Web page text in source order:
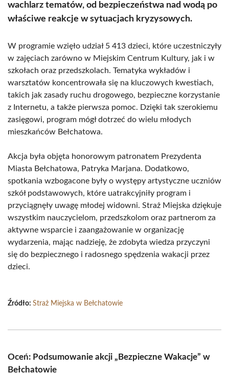
wachlarz tematów, od bezpieczeństwa nad wodą po
właściwe reakcje w sytuacjach kryzysowych.
W programie wzięło udział 5 413 dzieci, które uczestniczyły
w zajęciach zarówno w Miejskim Centrum Kultury, jak i w
szkołach oraz przedszkolach. Tematyka wykładów i
warsztatów koncentrowała się na kluczowych kwestiach,
takich jak zasady ruchu drogowego, bezpieczne korzystanie
z Internetu, a także pierwsza pomoc. Dzięki tak szerokiemu
zasięgowi, program mógł dotrzeć do wielu młodych
mieszkańców Bełchatowa.
Akcja była objęta honorowym patronatem Prezydenta
Miasta Bełchatowa, Patryka Marjana. Dodatkowo,
spotkania wzbogacone były o występy artystyczne uczniów
szkół podstawowych, które uatrakcyjniły program i
przyciągnęły uwagę młodej widowni. Straż Miejska dziękuje
wszystkim nauczycielom, przedszkolom oraz partnerom za
aktywne wsparcie i zaangażowanie w organizację
wydarzenia, mając nadzieję, że zdobyta wiedza przyczyni
się do bezpiecznego i radosnego spędzenia wakacji przez
dzieci.
Źródło: Straż Miejska w Bełchatowie
Oceń: Podsumowanie akcji „Bezpieczne Wakacje” w
Bełchatowie